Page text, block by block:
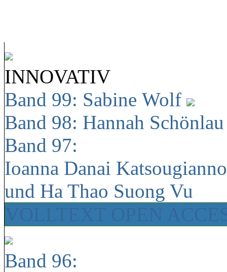
INNOVATIV
Band 99: Sabine Wolf
Band 98: Hannah
Band 97:
Ioanna Danai
und Ha Thao Suong Vu
Band 96: